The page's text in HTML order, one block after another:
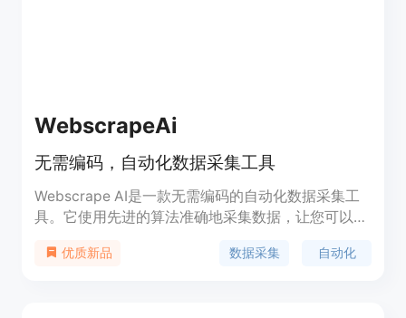
WebscrapeAi
无需编码，自动化数据采集工具
Webscrape AI是一款无需编码的自动化数据采集工
具。它使用先进的算法准确地采集数据，让您可以放
的AI采集器将完成剩下的工作。您可以定制您的数据
优质新品 数据采集 自动化